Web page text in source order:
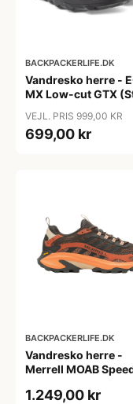
BACKPACKERLIFE.DK
Vandresko herre -
MX Low-cut GTX
VEJL. PRIS 999,00 KR
699,00 kr
BACKPACKERLIFE.DK
Vandresko herre -
Merrell MOAB
1.249,00 kr